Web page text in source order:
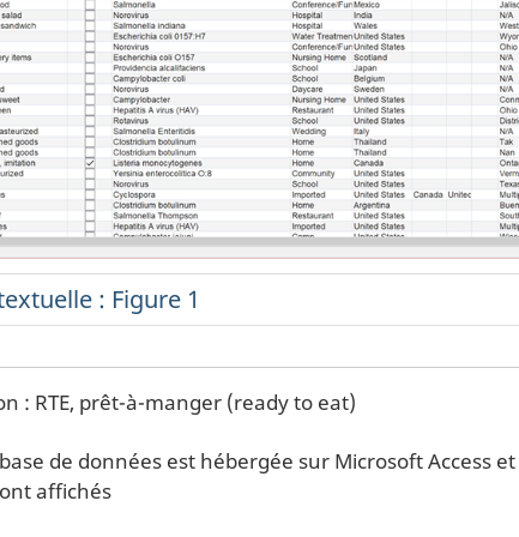
: Figure 1
: RTE, prêt-à-manger (ready to eat)
de données est hébergée sur Microsoft Access
affichés